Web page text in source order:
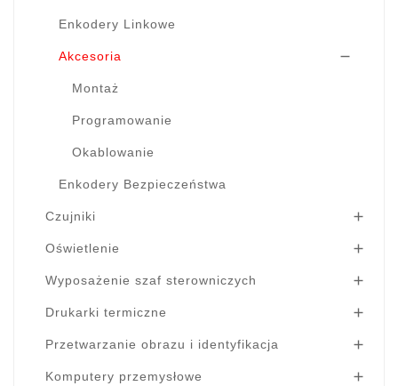
Enkodery Linkowe
Akcesoria 
Montaż
Programowanie
Okablowanie
Enkodery Bezpieczeństwa
Czujniki 
Oświetlenie 
Wyposażenie szaf sterowniczych 
Drukarki termiczne 
Przetwarzanie obrazu i identyfikacja 
Komputery przemysłowe 